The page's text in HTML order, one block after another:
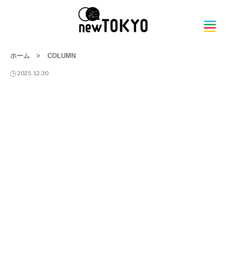
ホーム > COLUMN
2025.12.30